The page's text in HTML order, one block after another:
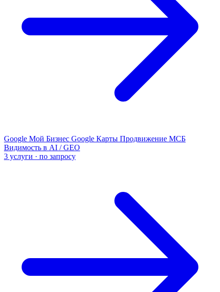
Google Мой Бизнес Google Карты Продвижение МСБ
Видимость в AI / GEO
3 услуги · по запросу